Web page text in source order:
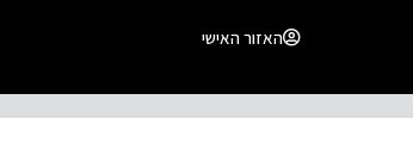
האזור האישי